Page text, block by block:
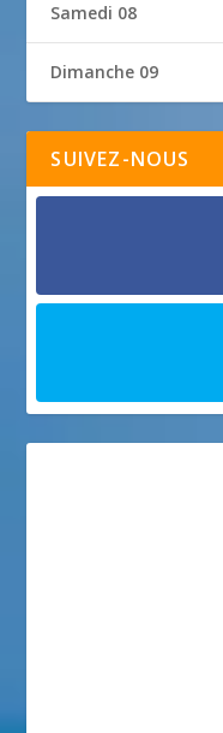
Samedi 08
Dimanche 09
SUIVEZ-NOUS